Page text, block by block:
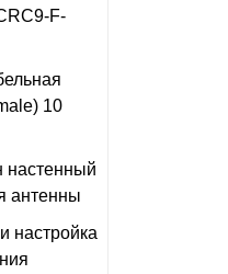
F-
10
настенный
антенны
настройка